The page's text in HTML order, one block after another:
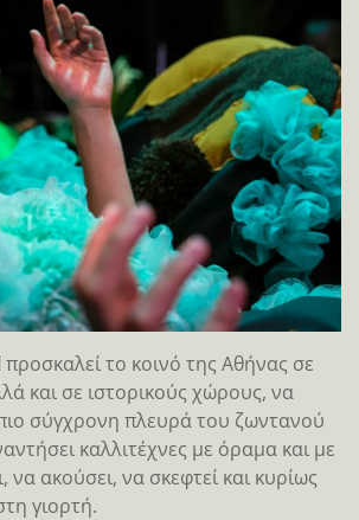
προσκαλεί το κοινό της Αθήνας σε
και σε ιστορικούς χώρους, να
σύγχρονη πλευρά του ζωντανού
καλλιτέχνες με όραμα και με
να ακούσει, να σκεφτεί και κυρίως
γιορτή.